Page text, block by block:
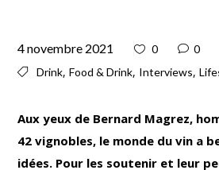
4 novembre 2021 0
0
Drink,Food & Drink, Interviews,
Aux yeux de Bernard Magrez,
42 vignobles, le monde du vin a
idées. Pour les soutenir et leur